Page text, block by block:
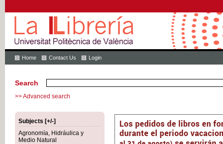
Home Contact Us Login
Search
>> Advanced search
Subjects [+/-]
Agronomía, Hidráulica y
Medio Natural